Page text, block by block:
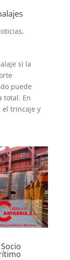
,
si la
puede
total. En
el trincaje y